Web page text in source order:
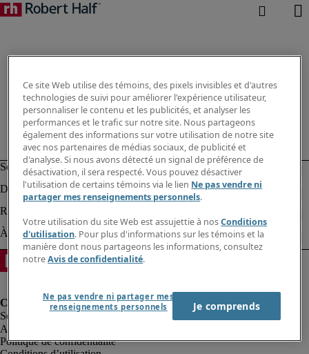
Alerte à la fraude
Politique de confidentialité
Ce site Web utilise des témoins, des pixels invisibles et d'autres
technologies de suivi pour améliorer l'expérience utilisateur,
personnaliser le contenu et les publicités, et analyser les
performances et le trafic sur notre site. Nous partageons
également des informations sur votre utilisation de notre site
avec nos partenaires de médias sociaux, de publicité et
d'analyse. Si nous avons détecté un signal de préférence de
désactivation, il sera respecté. Vous pouvez désactiver
l'utilisation de certains témoins via le lien Ne pas vendre ni
partager mes renseignements personnels.
Votre utilisation du site Web est assujettie à nosConditions
d'utilisation. Pour plus d'informations sur les témoins et la
manière dont nous partageons les informations, consultez
notreAvis de confidentialité.
Ne pas vendre ni partager mes
renseignements personnels
Je comprends